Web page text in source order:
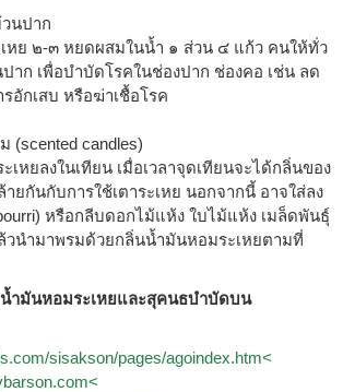
นปาก
หย ๒-๓ หยดผสมในน้ำ ๑ ส่วน ๔ แก้ว คนให้ทั่ว
าก เพื่อบำบัดโรคในช่องปาก ช่องคอ เช่น ลด
อักเสบ หรือฆ่าเชื้อโรค
(scented candles)
เหยลงในเทียน เมื่อเวลาจุดเทียนจะได้กลิ่นของ
ยกันกับการใช้เตาระเหย นอกจากนี้ อาจใส่ลง
หรือกลีบดอกไม้แห้ง ใบไม้แห้ง เมล็ดพันธุ์
นำมาพรมด้วยกลิ่นน้ำมันหอมระเหยตามที่
ำมันหอมระเหยและสุคนธบำบัดบน
sisakson/pages/agoindex.htm<